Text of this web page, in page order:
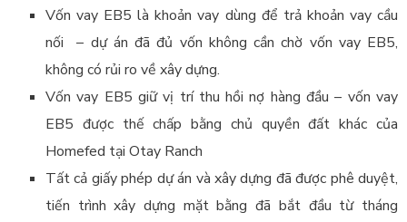
Vốn vay EB5 là khoản vay dùng để trả khoản vay cầu
nối – dự án đã đủ vốn không cần chờ vốn vay EB5,
không có rủi ro về xây dựng.
Vốn vay EB5 giữ vị trí thu hồi nợ hàng đầu – vốn vay
EB5 được thế chấp bằng chủ quyền đất khác của
Homefed tại Otay Ranch
Tất cả giấy phép dự án và xây dựng đã được phê duyệt,
tiến trình xây dựng mặt bằng đã bắt đầu từ tháng